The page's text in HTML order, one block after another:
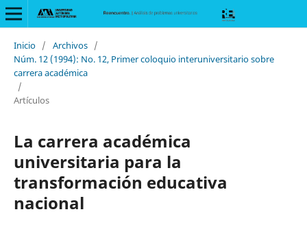
Inicio / Archivos /
Núm. 12 (1994): No. 12, Primer coloquio interuniversitario sobre
carrera académica
/
Artículos
La carrera académica
universitaria para la
transformación educativa
nacional